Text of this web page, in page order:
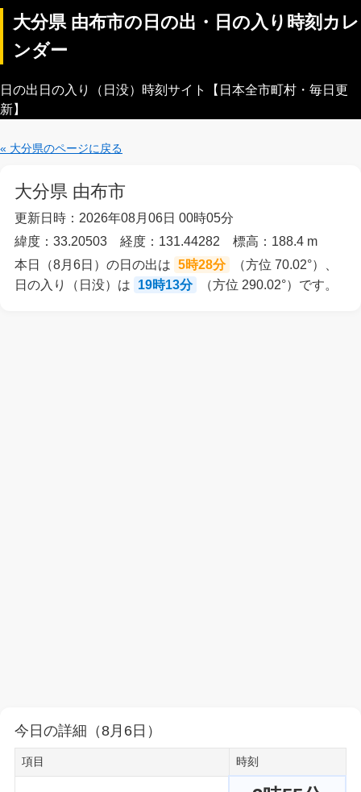
大分県 由布市の日の出・日の入り時刻カレ
ンダー
日の出日の入り（日没）時刻サイト【日本全市町村・毎日更
新】
« 大分県のページに戻る
大分県 由布市
更新日時：2026年08月06日 00時05分
緯度：33.20503 経度：131.44282 標高：188.4 m
本日（8月6日）の日の出は 5時28分
（方位 70.02°）、
日の入り（日没）は
19時13分 （方位 290.02°）です。
今日の詳細（8月6日）
項目 時刻